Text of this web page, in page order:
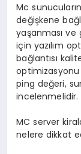
Mc
değişkene
yaşanması ve
için yazılım
bağlantısı
ping değeri,
incelenmelidir.
MC server
nelere dikkat